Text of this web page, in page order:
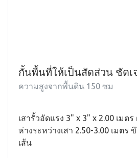
กั้นพื้นที่ให้เป็นสัดส่วน ชัดเ
ความสูงจากพื้นดิน 150 ซม
เสารั้วอัดแรง 3" x 3" x 2.00 เมต
ห่างระหว่างเสา 2.50-3.00 เมตร
เส้น